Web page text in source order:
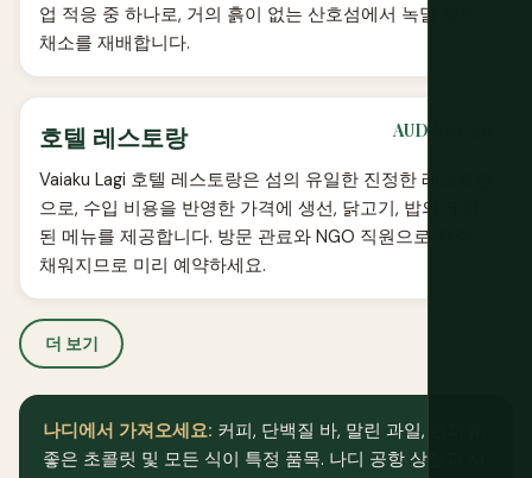
업 적응 중 하나로, 거의 흙이 없는 산호섬에서 녹말 뿌리
채소를 재배합니다.
호텔 레스토랑 AUD $20-40
Vaiaku Lagi 호텔 레스토랑은 섬의 유일한 진정한 레스토랑
으로, 수입 비용을 반영한 가격에 생선, 닭고기, 밥의 제한
된 메뉴를 제공합니다. 방문 관료와 NGO 직원으로 자주
채워지므로 미리 예약하세요.
더 보기
나디에서 가져오세요: 커피, 단백질 바, 말린 과일, 견과류,
좋은 초콜릿 및 모든 식이 특정 품목. 나디 공항 상점과 시